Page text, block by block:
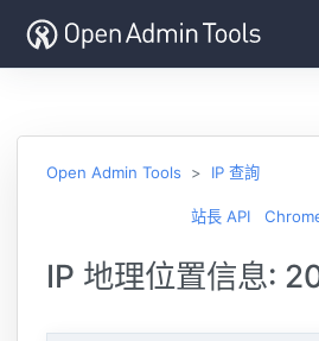
Open Admin Tools IP 查詢
站長 API
IP 地理位置信息: